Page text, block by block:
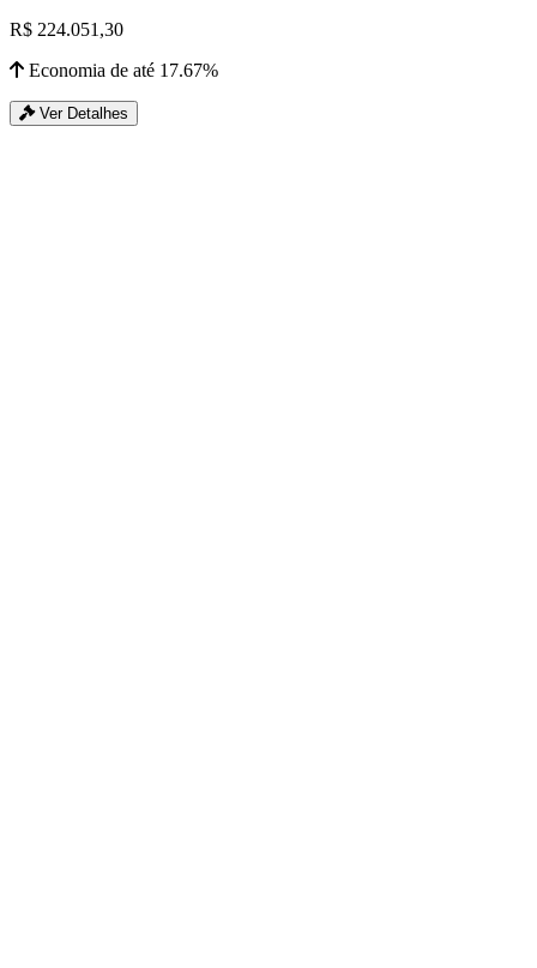
R$ 224.051,30
Economia de até 17.67%
Ver Detalhes